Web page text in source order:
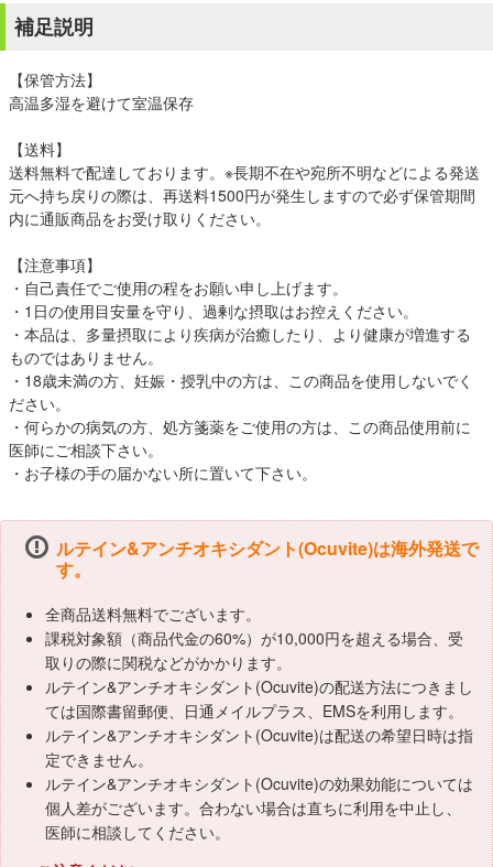
補足説明
【保管方法】
高温多湿を避けて室温保存
【送料】
送料無料で配達しております。※長期不在や宛所不明などによる発送
元へ持ち戻りの際は、再送料1500円が発生しますので必ず保管期間
内に通販商品をお受け取りください。
【注意事項】
・自己責任でご使用の程をお願い申し上げます。
・1日の使用目安量を守り、過剰な摂取はお控えください。
・本品は、多量摂取により疾病が治癒したり、より健康が増進する
ものではありません。
・18歳未満の方、妊娠・授乳中の方は、この商品を使用しないでく
ださい。
・何らかの病気の方、処方箋薬をご使用の方は、この商品使用前に
医師にご相談下さい。
・お子様の手の届かない所に置いて下さい。
ルテイン&アンチオキシダント(Ocuvite)は海外発送で
す。
全商品送料無料でございます。
課税対象額（商品代金の60%）が10,000円を超える場合、受
取りの際に関税などがかかります。
ルテイン&アンチオキシダント(Ocuvite)の配送方法につきまし
ては国際書留郵便、日通メイルプラス、EMSを利用します。
ルテイン&アンチオキシダント(Ocuvite)は配送の希望日時は指
定できません。
ルテイン&アンチオキシダント(Ocuvite)の効果効能については
個人差がございます。合わない場合は直ちに利用を中止し、
医師に相談してください。